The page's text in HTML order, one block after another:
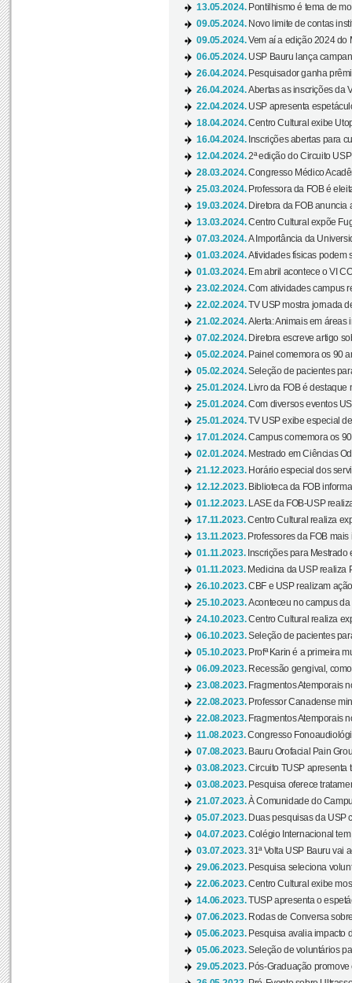
13.05.2024. Pontilhismo é tema de
09.05.2024. Novo limite de contas
09.05.2024.Vem aí a edição 2024 do
06.05.2024. USP Bauru lança
26.04.2024. Pesquisador ganha
26.04.2024.Abertas as inscrições da
22.04.2024. USP apresenta
18.04.2024.Centro Cultural exibe
16.04.2024. Inscrições abertas para
12.04.2024.2ª edição do Circuito
28.03.2024.Congresso Médico
25.03.2024. Professora da FOB é
19.03.2024. Diretora da FOB anuncia
13.03.2024.Centro Cultural expõe
07.03.2024.A Importância da
01.03.2024.Atividades físicas podem
01.03.2024. Em abril acontece o VI
23.02.2024.Com atividades campus
22.02.2024.TV USP mostra jornada
21.02.2024.Alerta: Animais em áreas
07.02.2024. Diretora escreve artigo
05.02.2024. Painel comemora os 90
05.02.2024.Seleção de pacientes
25.01.2024.
Livro da FOB é destaque
25.01.2024.Com diversos eventos
25.01.2024.TV USP exibe especial
17.01.2024.Campus comemora os
02.01.2024. Mestrado em Ciências
21.12.2023. Horário especial dos
12.12.2023. Biblioteca da FOB
01.12.2023.
LASE da FOB-USP
17.11.2023.Centro Cultural realiza
13.11.2023. Professores da FOB
01.11.2023. Inscrições para
01.11.2023. Medicina da USP realiza
26.10.2023.CBF e USP realizam
25.10.2023.Aconteceu no campus da
24.10.2023.Centro Cultural realiza
06.10.2023.Seleção de pacientes
05.10.2023. Profª Karin é a primeira
06.09.2023. Recessão gengival,
23.08.2023. Fragmentos Atemporais
22.08.2023. Professor Canadense
22.08.2023. Fragmentos Atemporais
11.08.2023.Congresso
07.08.2023. Bauru Orofacial Pain
03.08.2023.Circuito TUSP apresenta
03.08.2023. Pesquisa oferece
21.07.2023.À Comunidade do
05.07.2023. Duas pesquisas da USP
04.07.2023.Colégio Internacional
03.07.2023.31ª Volta USP Bauru vai
29.06.2023. Pesquisa seleciona
22.06.2023.Centro Cultural exibe
14.06.2023.TUSP apresenta o
07.06.2023. Rodas de Conversa
05.06.2023. Pesquisa avalia impacto
05.06.2023.Seleção de voluntários
29.05.2023. Pós-Graduação